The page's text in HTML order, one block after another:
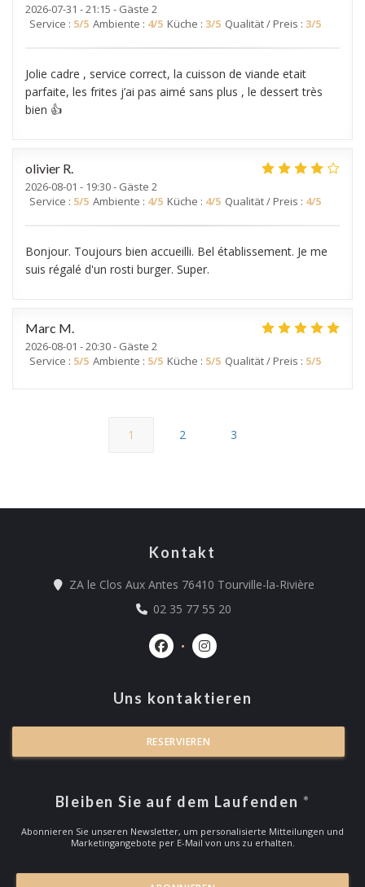
2026-07-31 - 21:15 - Gäste 2
Service : 5/5 Ambiente : 4/5 Küche : 3/5 Qualität / Preis : 3/5
Jolie cadre , service correct, la cuisson de viande etait
parfaite, les frites j’ai pas aimé sans plus , le dessert très
bien 👍
olivier R
2026-08-01 - 19:30 - Gäste 2
Service : 5/5 Ambiente : 4/5 Küche : 4/5 Qualität / Preis : 4/5
Bonjour. Toujours bien accueilli. Bel établissement. Je me
suis régalé d'un rosti burger. Super.
Marc M
2026-08-01 - 20:30 - Gäste 2
Service : 5/5 Ambiente : 5/5 Küche : 5/5 Qualität / Preis : 5/5
1 2 3
Kontakt
ZA le Clos Aux Antes 76410 Tourville-la-Rivière
02 35 77 55 20
Facebook ((öffnet ein neues
Instagram ((öffnet ein
Uns kontaktieren
RESERVIEREN
Bleiben Sie auf dem Laufenden *
Abonnieren Sie unseren Newsletter, um personalisierte Mitteilungen und
Marketingangebote per E-Mail von uns zu erhalten.